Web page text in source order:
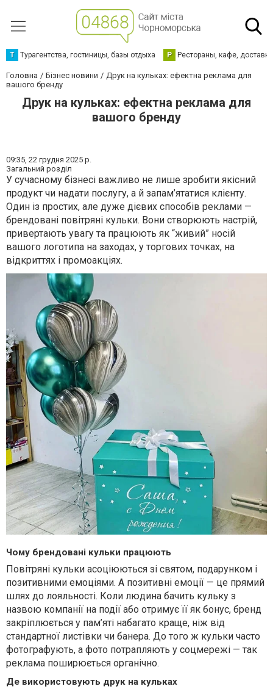
Т Турагентства, гостиницы, базы отдыха Р Рестораны, кафе,
Головна Бізнес новини
Друк на кульках: ефектна реклама для
вашого бренду
Друк на кульках: ефектна реклама для
вашого бренду
09:35, 22 грудня 2025 р.
Загальний розділ
У сучасному бізнесі важливо не лише зробити якісний
продукт чи надати послугу, а й запам’ятатися клієнту.
Один із простих, але дуже дієвих способів реклами —
брендовані повітряні кульки. Вони створюють настрій,
привертають увагу та працюють як “живий” носій
вашого логотипа на заходах, у торгових точках, на
відкриттях і промоакціях.
Чому брендовані кульки працюють
Повітряні кульки асоціюються зі святом, подарунком і
позитивними емоціями. А позитивні емоції — це прямий
шлях до лояльності. Коли людина бачить кульку з
назвою компанії на події або отримує її як бонус, бренд
закріплюється у пам’яті набагато краще, ніж від
стандартної листівки чи банера. До того ж кульки часто
фотографують, а фото потрапляють у соцмережі — так
реклама поширюється органічно.
Де використовують друк на кульках